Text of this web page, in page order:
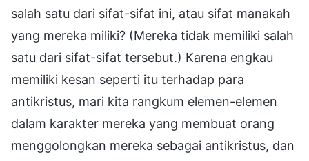
salah satu dari sifat-sifat ini, atau sifat manakah
yang mereka miliki? (Mereka tidak memiliki salah
satu dari sifat-sifat tersebut.) Karena engkau
memiliki kesan seperti itu terhadap para
antikristus, mari kita rangkum elemen-elemen
dalam karakter mereka yang membuat orang
menggolongkan mereka sebagai antikristus, dan